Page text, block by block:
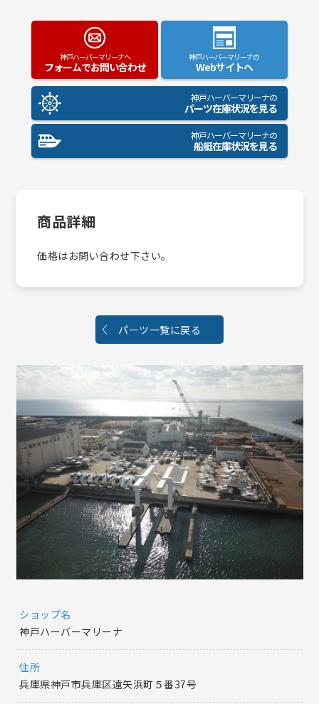
神戸ハーバーマリーナへ
フォームでお問い合わせ
神戸ハーバーマリーナの
Webサイトへ
神戸ハーバーマリーナの
パーツ在庫状況を見る
神戸ハーバーマリーナの
船艇在庫状況を見る
商品詳細
価格はお問い合わせ下さい。
パーツ一覧に戻る
ショップ名
神戸ハーバーマリーナ
住所
兵庫県神戸市兵庫区遠矢浜町５番37号